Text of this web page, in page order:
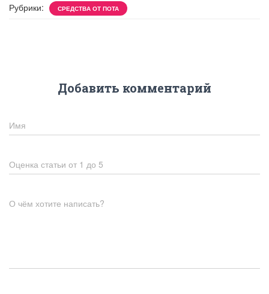
Рубрики: СРЕДСТВА ОТ ПОТА
Добавить комментарий
Имя
Оценка статьи от 1 до 5
О чём хотите написать?